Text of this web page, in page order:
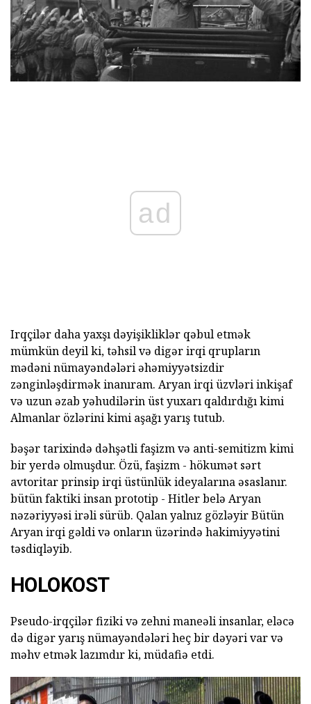
ad
Irqçilər daha yaxşı dəyişikliklər qəbul etmək
mümkün deyil ki, təhsil və digər irqi qrupların
mədəni nümayəndələri əhəmiyyətsizdir
zənginləşdirmək inanıram. Aryan irqi üzvləri inkişaf
və uzun əzab yəhudilərin üst yuxarı qaldırdığı kimi
Almanlar özlərini kimi aşağı yarış tutub.
bəşər tarixində dəhşətli faşizm və anti-semitizm kimi
bir yerdə olmuşdur. Özü, faşizm - hökumət sərt
avtoritar prinsip irqi üstünlük ideyalarına əsaslanır.
bütün faktiki insan prototip - Hitler belə Aryan
nəzəriyyəsi irəli sürüb. Qalan yalnız gözləyir Bütün
Aryan irqi gəldi və onların üzərində hakimiyyətini
təsdiqləyib.
HOLOKOST
Pseudo-irqçilər fiziki və zehni maneəli insanlar, eləcə
də digər yarış nümayəndələri heç bir dəyəri var və
məhv etmək lazımdır ki, müdafiə etdi.